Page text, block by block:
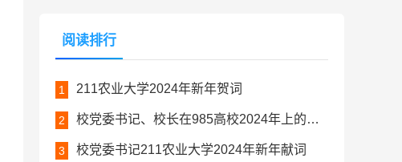
阅读排行
1 211农业大学2024年新年贺词
2 校党委书记、校长在985高校2024年上的新年贺词
3 校党委书记211农业大学2024年新年献词